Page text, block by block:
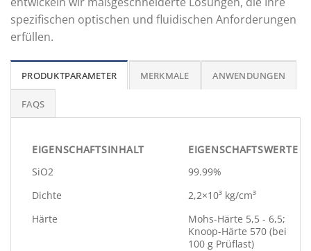
spezifischen optischen und fluidischen Anforderungen
erfüllen.
PRODUKTPARAMETER MERKMALE ANWENDUNGEN
FAQS
EIGENSCHAFTSINHALT
EIGENSCHAFTSWERTE
SiO2
99.99%
Dichte
2,2×10³ kg/cm³
Härte
Mohs-Härte 5,5 - 6,5;
Knoop-Härte 570 (bei
100 g Prüflast)